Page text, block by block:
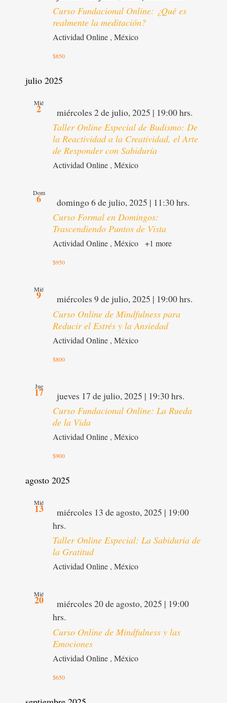
Curso Fundacional Online: ¿Qué es
realmente la meditación?
Actividad Online , México
$850
julio 2025
Mié
2 Destacado
miércoles 2 de julio, 2025 | 19:00 hrs.
Taller Online Especial de Budismo: De
la Reactividad a la Creatividad, el Arte
de Responder con Sabiduría
Actividad Online , México
Dom
6 Destacado
domingo 6 de julio, 2025 | 11:30 hrs.
Curso Formal en Domingos:
Trascendiendo Puntos de Vista
Actividad Online , México +1 more
$950
Mié
9 Destacado
miércoles 9 de julio, 2025 | 19:00 hrs.
Curso Online de Mindfulness para
Reducir el Estrés y la Ansiedad
Actividad Online , México
$800
Jue
17 Destacado
jueves 17 de julio, 2025 | 19:30 hrs.
Curso Fundacional Online: La Rueda
de la Vida
Actividad Online , México
$900
agosto 2025
Mié
13 Destacado
miércoles 13 de agosto, 2025 | 19:00
hrs.
Taller Online Especial: La Sabiduria de
la Gratitud
Actividad Online , México
Mié
20 Destacado
miércoles 20 de agosto, 2025 | 19:00
hrs.
Curso Online de Mindfulness y las
Emociones
Actividad Online , México
$650